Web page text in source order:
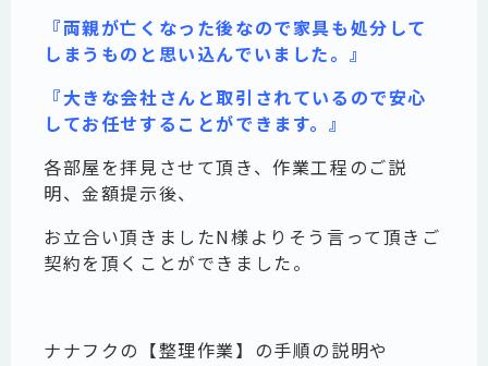
『両親が亡くなった後なので家具も処分して
しまうものと思い込んでいました。』
『大きな会社さんと取引されているので安心
してお任せすることができます。』
各部屋を拝見させて頂き、作業工程のご説
明、金額提示後、
お立合い頂きましたN様よりそう言って頂きご
契約を頂くことができました。
ナナフクの【整理作業】の手順の説明や